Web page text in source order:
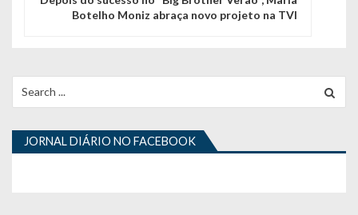
ã
o
d
Botelho Moniz abraça novo projeto na TVI
for:
JORNAL DIÁRIO NO FACEBOOK